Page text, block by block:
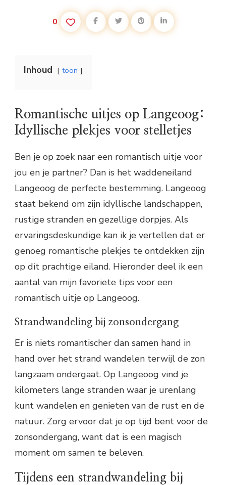
0
Inhoud toon
Romantische uitjes op Langeoog:
Idyllische plekjes voor stelletjes
Ben je op zoek naar een romantisch uitje voor
jou en je partner? Dan is het waddeneiland
Langeoog de perfecte bestemming. Langeoog
staat bekend om zijn idyllische landschappen,
rustige stranden en gezellige dorpjes. Als
ervaringsdeskundige kan ik je vertellen dat er
genoeg romantische plekjes te ontdekken zijn
op dit prachtige eiland. Hieronder deel ik een
aantal van mijn favoriete tips voor een
romantisch uitje op Langeoog.
Strandwandeling bij zonsondergang
Er is niets romantischer dan samen hand in
hand over het strand wandelen terwijl de zon
langzaam ondergaat. Op Langeoog vind je
kilometers lange stranden waar je urenlang
kunt wandelen en genieten van de rust en de
natuur. Zorg ervoor dat je op tijd bent voor de
zonsondergang, want dat is een magisch
moment om samen te beleven.
Tijdens een strandwandeling bij